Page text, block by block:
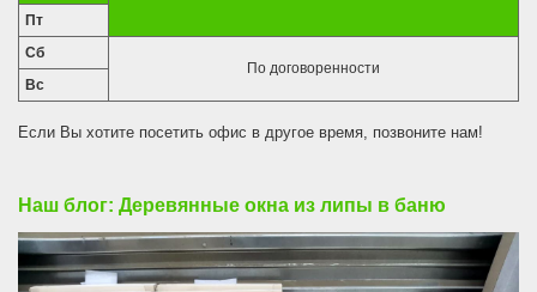
Пт
Сб
По договоренности
Вс
Если Вы хотите посетить офис в другое время, позвоните нам!
Наш блог: Деревянные окна из липы в баню